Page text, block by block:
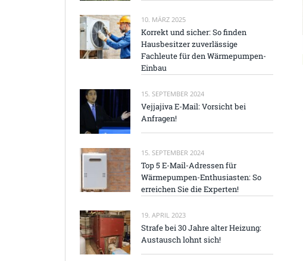
10. MÄRZ 2025
Korrekt und sicher: So finden
Hausbesitzer zuverlässige
Fachleute für den Wärmepumpen-
Einbau
15. SEPTEMBER 2024
Vejjajiva E-Mail: Vorsicht bei
Anfragen!
15. SEPTEMBER 2024
Top 5 E-Mail-Adressen für
Wärmepumpen-Enthusiasten: So
erreichen Sie die Experten!
19. APRIL 2023
Strafe bei 30 Jahre alter Heizung:
Austausch lohnt sich!